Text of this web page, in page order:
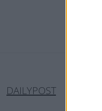
DAILYPOST